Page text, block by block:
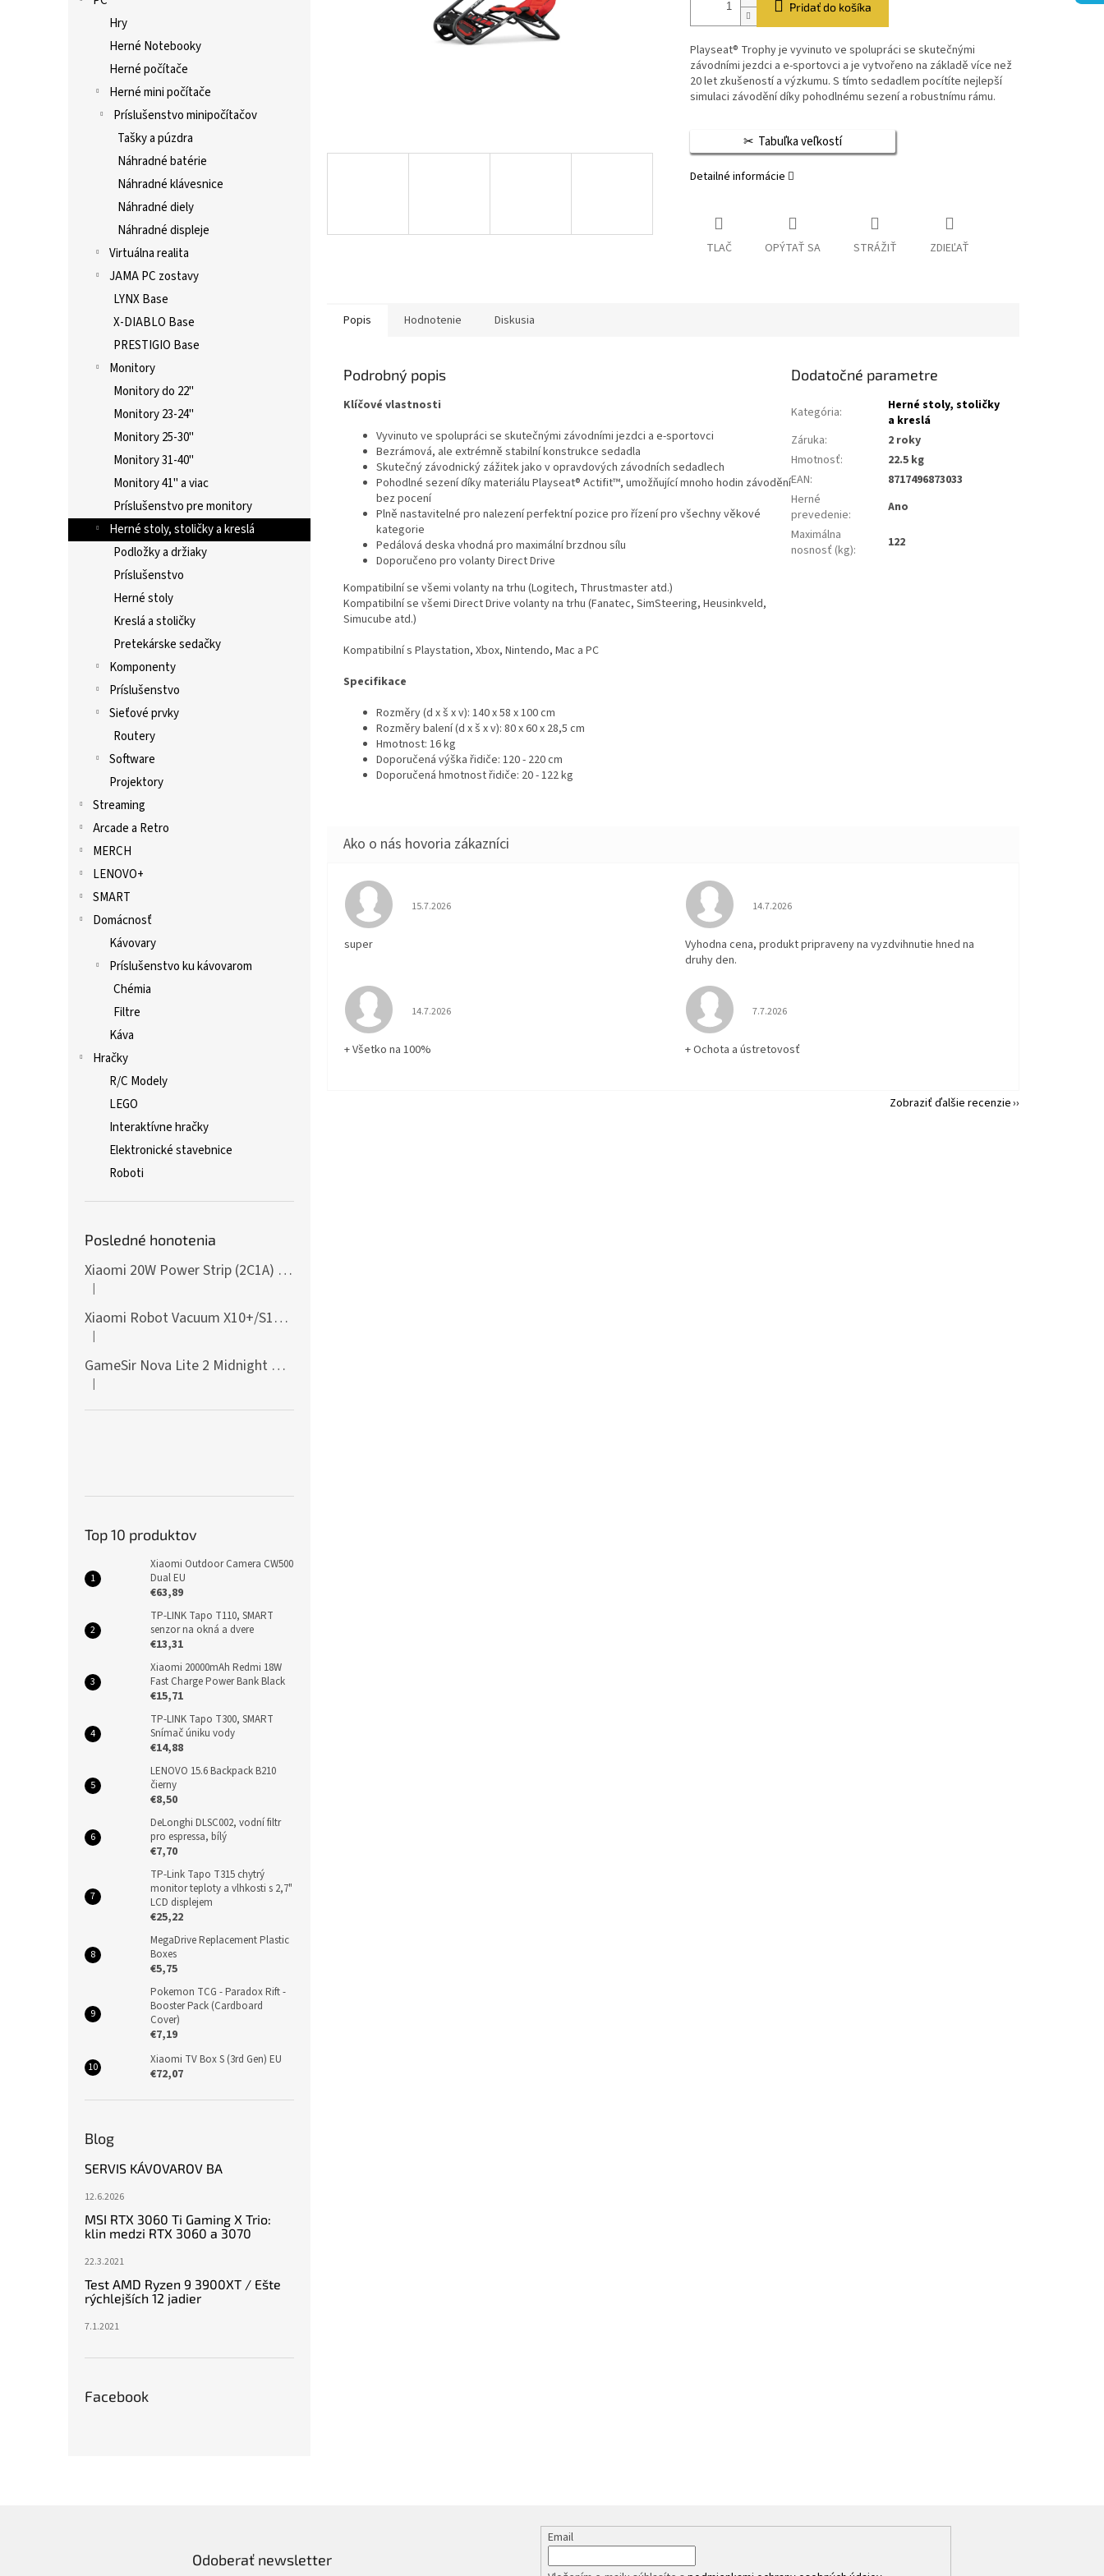
Hry
Herné Notebooky
Herné počítače
Herné mini počítače
Príslušenstvo minipočítačov
Tašky a púzdra
Náhradné batérie
Náhradné klávesnice
Náhradné diely
Náhradné displeje
Virtuálna realita
JAMA PC zostavy
LYNX Base
X-DIABLO Base
PRESTIGIO Base
Monitory
Monitory do 22"
Monitory 23-24"
Monitory 25-30"
Monitory 31-40"
Monitory 41" a viac
Príslušenstvo pre monitory
Herné stoly, stoličky a kreslá
Podložky a držiaky
Príslušenstvo
Herné stoly
Kreslá a stoličky
Pretekárske sedačky
Komponenty
Príslušenstvo
Sieťové prvky
Routery
Software
Projektory
Streaming
Arcade a Retro
MERCH
LENOVO+
SMART
Domácnosť
Kávovary
Príslušenstvo ku kávovarom
Chémia
Filtre
Káva
Hračky
R/C Modely
LEGO
Interaktívne hračky
Elektronické stavebnice
Roboti
Posledné honotenia
Xiaomi 20W Power Strip (2C1A) EU
Hodnotenie produktu je 5 z 5 hviezdičiek.
|
Xiaomi Robot Vacuum X10+/S10+/X10/X20+ Side Brush
Hodnotenie produktu je 5 z 5 hviezdičiek.
|
GameSir Nova Lite 2 Midnight Gray
Hodnotenie produktu je 5 z 5 hviezdičiek.
|
Top 10 produktov
Xiaomi Outdoor Camera CW500
Dual EU
€63,89
TP-LINK Tapo T110, SMART
senzor na okná a dvere
€13,31
Xiaomi 20000mAh Redmi 18W
Fast Charge Power Bank Black
€15,71
TP-LINK Tapo T300, SMART
Snímač úniku vody
€14,88
LENOVO 15.6 Backpack B210
čierny
€8,50
DeLonghi DLSC002, vodní filtr
pro espressa, bílý
€7,70
TP-Link Tapo T315 chytrý
monitor teploty a vlhkosti s 2,7"
LCD displejem
€25,22
MegaDrive Replacement Plastic
Boxes
€5,75
Pokemon TCG - Paradox Rift -
Booster Pack (Cardboard
Cover)
€7,19
Xiaomi TV Box S (3rd Gen) EU
€72,07
Blog
SERVIS KÁVOVAROV BA
12.6.2026
MSI RTX 3060 Ti Gaming X Trio:
klin medzi RTX 3060 a 3070
22.3.2021
Test AMD Ryzen 9 3900XT / Ešte
rýchlejších 12 jadier
7.1.2021
Facebook
Pridať do košíka
Playseat® Trophy je vyvinuto ve spolupráci se skutečnými
závodními jezdci a e-sportovci a je vytvořeno na základě více než
20 let zkušeností a výzkumu. S tímto sedadlem pocítíte nejlepší
simulaci závodění díky pohodlnému sezení a robustnímu rámu.
Tabuľka veľkostí
Detailné informácie
TLAČ OPÝTAŤ SA STRÁŽIŤ ZDIEĽAŤ
Popis Hodnotenie Diskusia
Podrobný popis
Klíčové vlastnosti
Vyvinuto ve spolupráci se skutečnými závodními jezdci a e-sportovci
Bezrámová, ale extrémně stabilní konstrukce sedadla
Skutečný závodnický zážitek jako v opravdových závodních sedadlech
Pohodlné sezení díky materiálu Playseat® Actifit™, umožňující mnoho hodin závodění
bez pocení
Plně nastavitelné pro nalezení perfektní pozice pro řízení pro všechny věkové
kategorie
Pedálová deska vhodná pro maximální brzdnou sílu
Doporučeno pro volanty Direct Drive
Kompatibilní se všemi volanty na trhu (Logitech, Thrustmaster atd.)
Kompatibilní se všemi Direct Drive volanty na trhu (Fanatec, SimSteering, Heusinkveld,
Simucube atd.)
Kompatibilní s Playstation, Xbox, Nintendo, Mac a PC
Specifikace
Rozměry (d x š x v): 140 x 58 x 100 cm
Rozměry balení (d x š x v): 80 x 60 x 28,5 cm
Hmotnost: 16 kg
Doporučená výška řidiče: 120 - 220 cm
Doporučená hmotnost řidiče: 20 - 122 kg
Dodatočné parametre
Kategória:
Herné stoly, stoličky
a kreslá
Záruka:
2 roky
Hmotnosť:
22.5 kg
EAN:
8717496873033
Herné
prevedenie:
Ano
Maximálna
nosnosť (kg): 122
Hodnotenie obchodu je 5 z 5 hviezdičiek.
15.7.2026
super
Hodnotenie obchodu je 5 z 5 hviezdičiek.
14.7.2026
Vyhodna cena, produkt pripraveny na vyzdvihnutie hned na
druhy den.
Hodnotenie obchodu je 5 z 5 hviezdičiek.
14.7.2026
+ Všetko na 100%
Hodnotenie obchodu je 5 z 5 hviezdičiek.
7.7.2026
+ Ochota a ústretovosť
Zobraziť ďalšie recenzie
Odoberať newsletter
Email